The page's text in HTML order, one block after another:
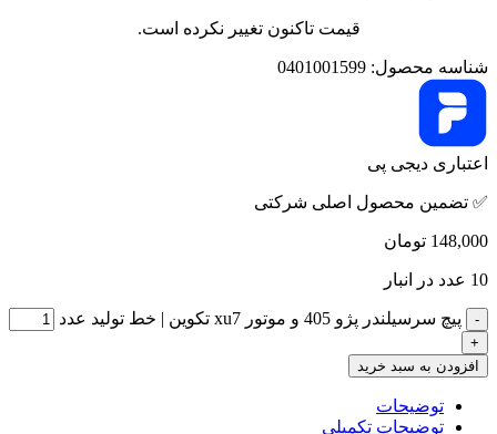
قیمت تاکنون تغییر نکرده است.
شناسه محصول: 0401001599
اعتباری دیجی پی
✅ تضمین محصول اصلی شرکتی
148,000 تومان
10 عدد در انبار
پیچ سرسیلندر پژو 405 و موتور xu7 تکوین | خط تولید عدد
افزودن به سبد خرید
توضیحات
توضیحات تکمیلی